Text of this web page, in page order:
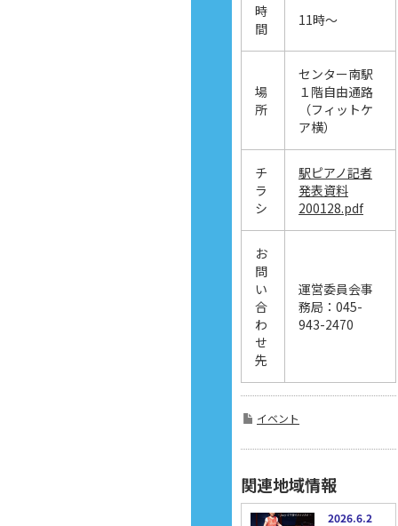
時
間
11時～
場
所
センター南駅
１階自由通路
（フィットケ
ア横）
チ
ラ
シ
駅ピアノ記者
発表資料
200128.pdf
お
問
い
合
わ
せ
先
運営委員会事
務局：045-
943-2470
イベント
関連地域情報
2026.6.2